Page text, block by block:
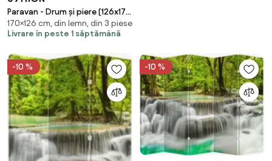
Paravan - Drum și piere (126x170
cm)
170×126 cm, din lemn, din 3 piese
Livrare în peste 1 săptămână
-10 % -10 %